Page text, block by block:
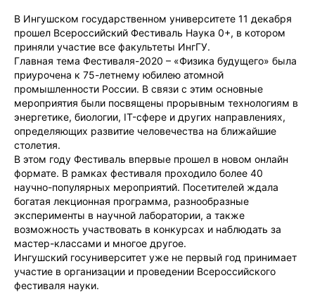
В Ингушском государственном университете 11 декабря
прошел Всероссийский Фестиваль Наука 0+, в котором
приняли участие все факультеты ИнгГУ.
Главная тема Фестиваля-2020 – «Физика будущего» была
приурочена к 75-летнему юбилею атомной
промышленности России. В связи с этим основные
мероприятия были посвящены прорывным технологиям в
энергетике, биологии, IT-сфере и других направлениях,
определяющих развитие человечества на ближайшие
столетия.
В этом году Фестиваль впервые прошел в новом онлайн
формате. В рамках фестиваля проходило более 40
научно-популярных мероприятий. Посетителей ждала
богатая лекционная программа, разнообразные
эксперименты в научной лаборатории, а также
возможность участвовать в конкурсах и наблюдать за
мастер-классами и многое другое.
Ингушский госуниверситет уже не первый год принимает
участие в организации и проведении Всероссийского
фестиваля науки.